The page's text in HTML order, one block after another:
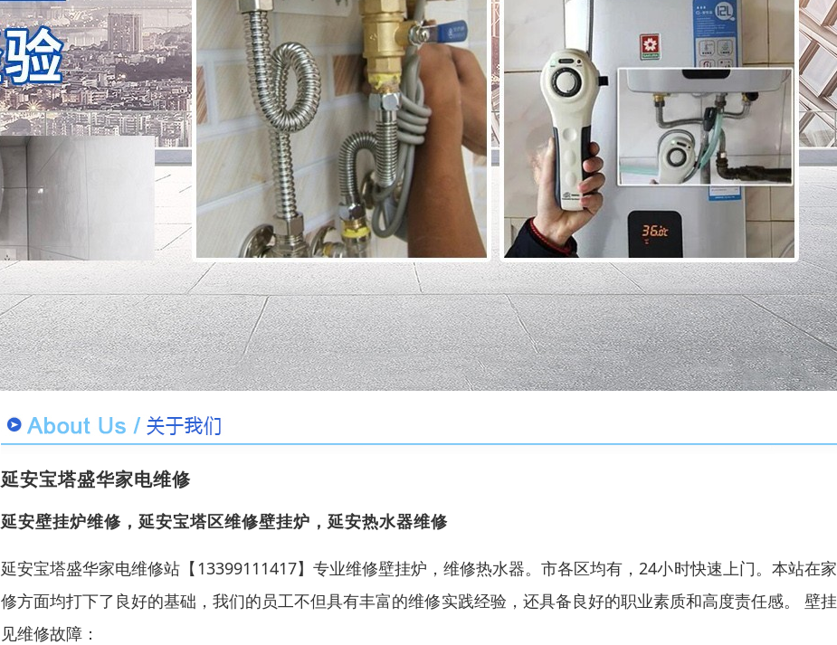
延安宝塔盛华家电维修
延安壁挂炉维修，延安宝塔区维修壁挂炉，延安热水器维修
延安宝塔盛华家电维修站【13399111417】专业维修壁挂炉，维修热水器。市各区均有，24小时快速上门。本站在
修方面均打下了良好的基础，我们的员工不但具有丰富的维修实践经验，还具备良好的职业素质和高度责任感。 壁
见维修故障：